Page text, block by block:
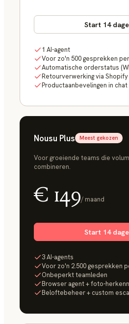
Start 14
1 AI-agent
Voor zo'n 500 gesprekken
Automatische orderstatus
Retourverwerking via Shopify
Productaanbevelingen in chat
Nousu Plus Meest gekozen
Voor groeiende teams die
combineren.
€ 149/ maand
Start 14
3 AI-agents
Voor zo'n 2.500 gesprekken
Onbeperkt teamleden
Browser agent + foto-
Beloftebeheer + custom